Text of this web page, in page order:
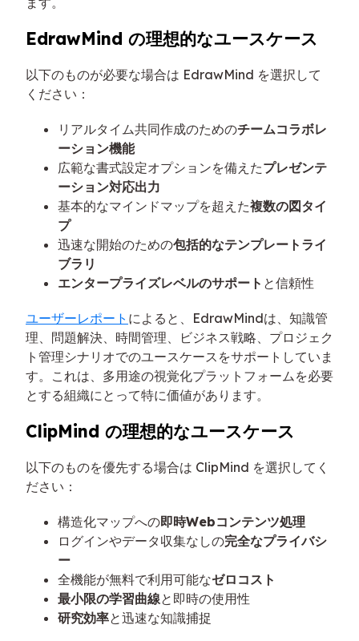
EdrawMind の理想的なユースケース
以下のものが必要な場合は EdrawMind を選択して
ください：
リアルタイム共同作成のためのチームコラボレ
ーション機能
広範な書式設定オプションを備えたプレゼンテ
ーション対応出力
基本的なマインドマップを超えた複数の図タイ
プ
迅速な開始のための包括的なテンプレートライ
ブラリ
エンタープライズレベルのサポート と信頼性
ユーザーレポート によると、EdrawMindは、知識管
理、問題解決、時間管理、ビジネス戦略、プロジェク
ト管理シナリオでのユースケースをサポートしていま
す。これは、多用途の視覚化プラットフォームを必要
とする組織にとって特に価値があります。
ClipMind の理想的なユースケース
以下のものを優先する場合は ClipMind を選択してく
ださい：
構造化マップへの即時Webコンテンツ処理
ログインやデータ収集なしの完全なプライバシ
ー
全機能が無料で利用可能なゼロコスト
最小限の学習曲線と即時の使用性
研究効率と迅速な知識捕捉